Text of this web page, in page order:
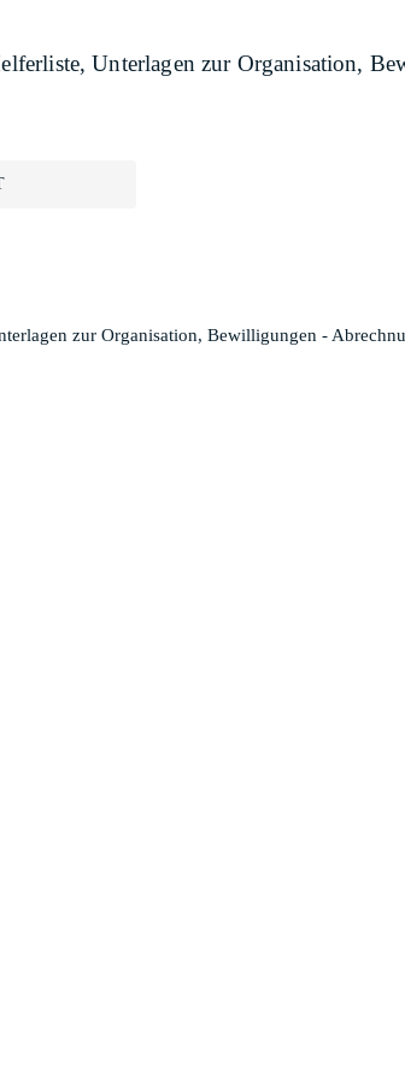
Unterlagen zur Organisation,
zur Organisation, Bewilligungen -